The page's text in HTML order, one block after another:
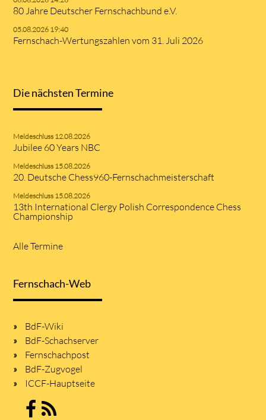
80 Jahre Deutscher Fernschachbund e.V.
05.08.2026 19:40
Fernschach-Wertungszahlen vom 31. Juli 2026
Die nächsten Termine
Meldeschluss 12.08.2026
Jubilee 60 Years NBC
Meldeschluss 15.08.2026
20. Deutsche Chess960-Fernschachmeisterschaft
Meldeschluss 15.08.2026
13th International Clergy Polish Correspondence Chess
Championship
Alle Termine
Fernschach-Web
BdF-Wiki
BdF-Schachserver
Fernschachpost
BdF-Zugvogel
ICCF-Hauptseite